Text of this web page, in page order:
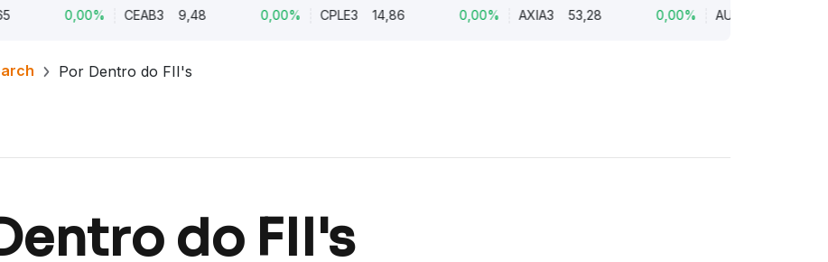
CEAB3 9,48 CPLE3 14,86 AXIA3 53,28 AURE3 10,98
Por Dentro do FII's
do FII's